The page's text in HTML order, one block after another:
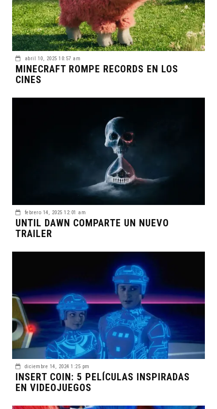
abril 10, 2025 10:57 am
MINECRAFT ROMPE RECORDS EN LOS
CINES
febrero 14, 2025 12:01 am
UNTIL DAWN COMPARTE UN NUEVO
TRAILER
diciembre 14, 2024 1:25 pm
INSERT COIN: 5 PELÍCULAS INSPIRADAS
EN VIDEOJUEGOS